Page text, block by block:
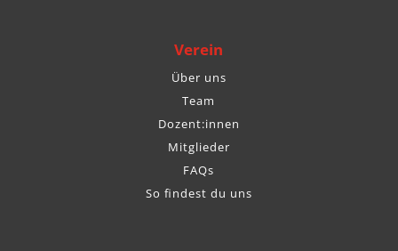
Verein
Über uns
Team
Dozent:innen
Mitglieder
FAQs
So findest du uns